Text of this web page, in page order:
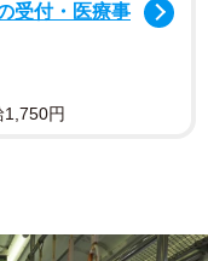
受付・医療事
円